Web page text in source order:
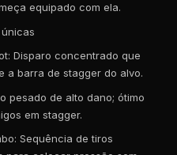
equipado com ela.
Disparo concentrado que
a barra de stagger do alvo.
pesado de alto dano; ótimo
em stagger.
Sequência de tiros